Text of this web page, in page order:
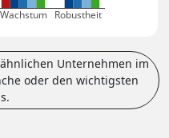
Wachstum Robustheit
Unternehmen im
oder den wichtigsten